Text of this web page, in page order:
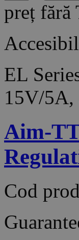
preț fără
EL
15V/
Aim-
Cod